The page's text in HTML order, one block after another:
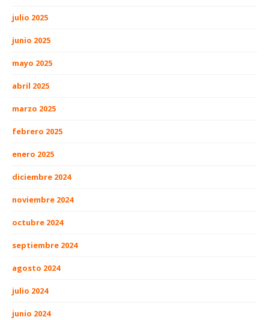
julio 2025
junio 2025
mayo 2025
abril 2025
marzo 2025
febrero 2025
enero 2025
diciembre 2024
noviembre 2024
octubre 2024
septiembre 2024
agosto 2024
julio 2024
junio 2024